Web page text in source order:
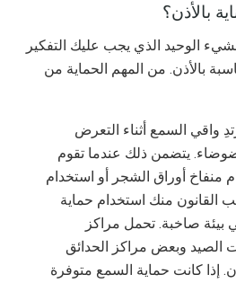
بالأذن؟
الوحيد الذي يجب عليك التفكير
بالأذن. من المهم الحماية من
واقي السمع أثناء التعرض
يتضمن ذلك عندما تقوم
أوراق الشجر أو استخدام
القانون منك استخدام حماية
بيئة صاخبة. تحمل مراكز
الصيد وبعض مراكز الحدائق
إذا كانت حماية السمع متوفرة